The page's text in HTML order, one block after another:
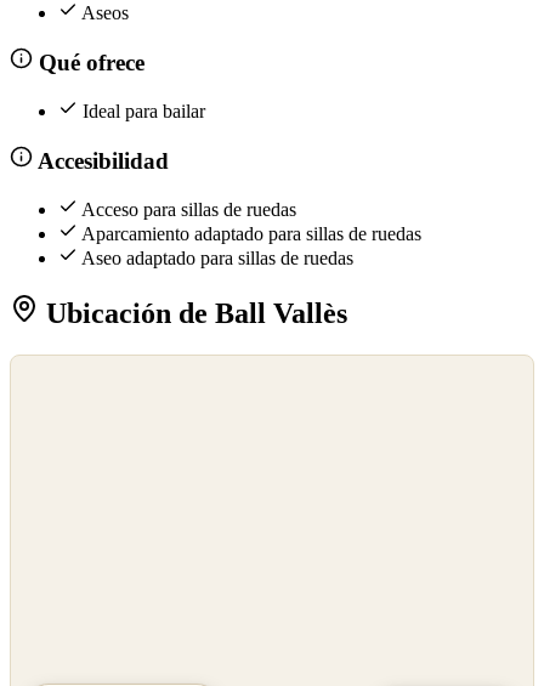
Aseos
Qué ofrece
Ideal para bailar
Accesibilidad
Acceso para sillas de ruedas
Aparcamiento adaptado para sillas de ruedas
Aseo adaptado para sillas de ruedas
Ubicación de Ball Vallès